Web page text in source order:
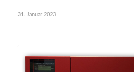
31. Januar 2023